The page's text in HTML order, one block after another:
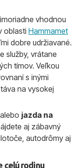
vhodnou
oblasti Hammamet
dobre udržiavané.
služby, vrátane
tímov. Veľkou
s inými
na vysokej
jazda na
aj zábavný
autodrômy aj
celú rodinu